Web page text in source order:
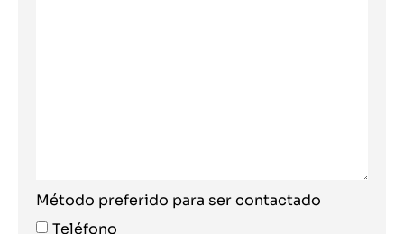
Método preferido para ser contactado
Teléfono